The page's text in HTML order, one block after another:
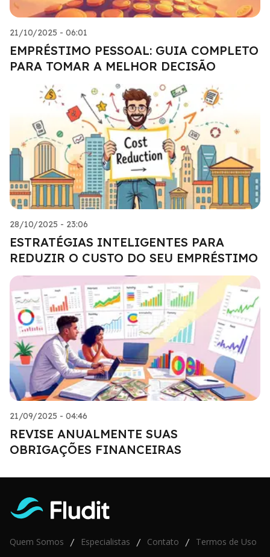
21/10/2025 - 06:01
EMPRÉSTIMO PESSOAL: GUIA COMPLETO
PARA TOMAR A MELHOR DECISÃO
28/10/2025 - 23:06
ESTRATÉGIAS INTELIGENTES PARA
REDUZIR O CUSTO DO SEU EMPRÉSTIMO
21/09/2025 - 04:46
REVISE ANUALMENTE SUAS
OBRIGAÇÕES FINANCEIRAS
Quem Somos / Especialistas / Contato / Termos de Uso